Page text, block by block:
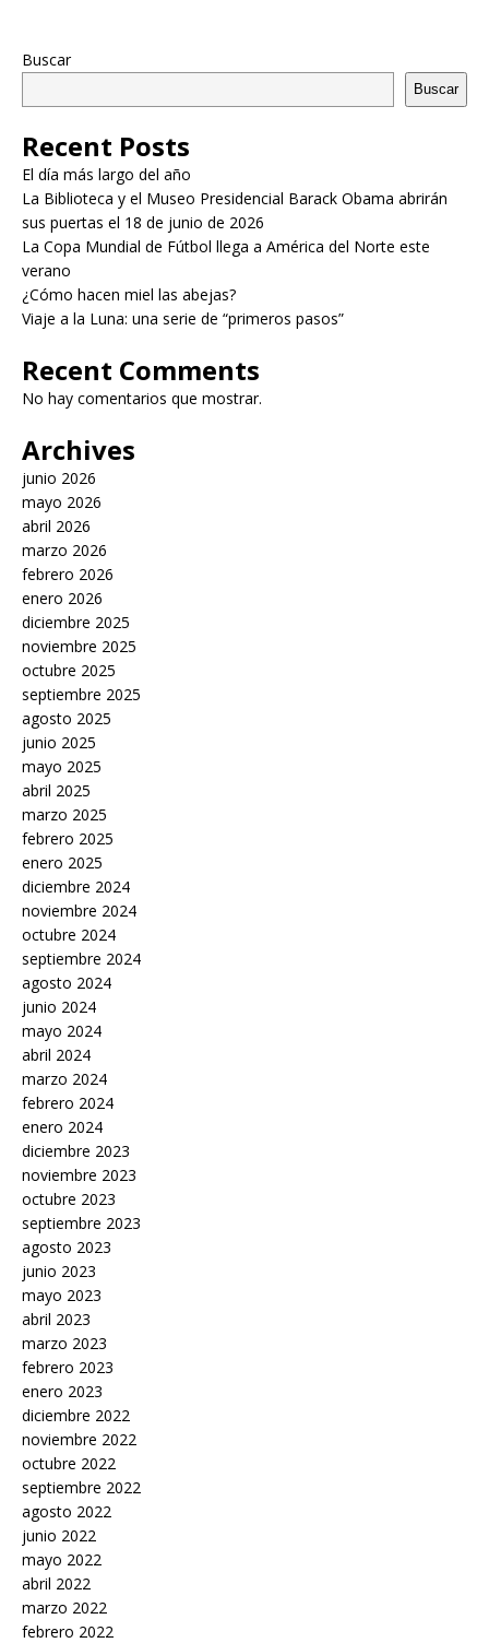
Buscar
Buscar
Recent Posts
El día más largo del año
La Biblioteca y el Museo Presidencial Barack Obama abrirán
sus puertas el 18 de junio de 2026
La Copa Mundial de Fútbol llega a América del Norte este
verano
¿Cómo hacen miel las abejas?
Viaje a la Luna: una serie de “primeros pasos”
Recent Comments
No hay comentarios que mostrar.
Archives
junio 2026
mayo 2026
abril 2026
marzo 2026
febrero 2026
enero 2026
diciembre 2025
noviembre 2025
octubre 2025
septiembre 2025
agosto 2025
junio 2025
mayo 2025
abril 2025
marzo 2025
febrero 2025
enero 2025
diciembre 2024
noviembre 2024
octubre 2024
septiembre 2024
agosto 2024
junio 2024
mayo 2024
abril 2024
marzo 2024
febrero 2024
enero 2024
diciembre 2023
noviembre 2023
octubre 2023
septiembre 2023
agosto 2023
junio 2023
mayo 2023
abril 2023
marzo 2023
febrero 2023
enero 2023
diciembre 2022
noviembre 2022
octubre 2022
septiembre 2022
agosto 2022
junio 2022
mayo 2022
abril 2022
marzo 2022
febrero 2022